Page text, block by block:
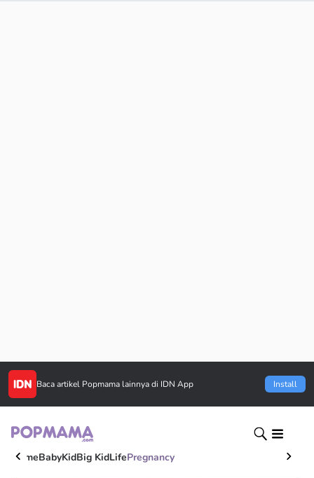
Baca artikel Popmama lainnya di IDN App Install
HomeBabyKidBig KidLifePregnancy